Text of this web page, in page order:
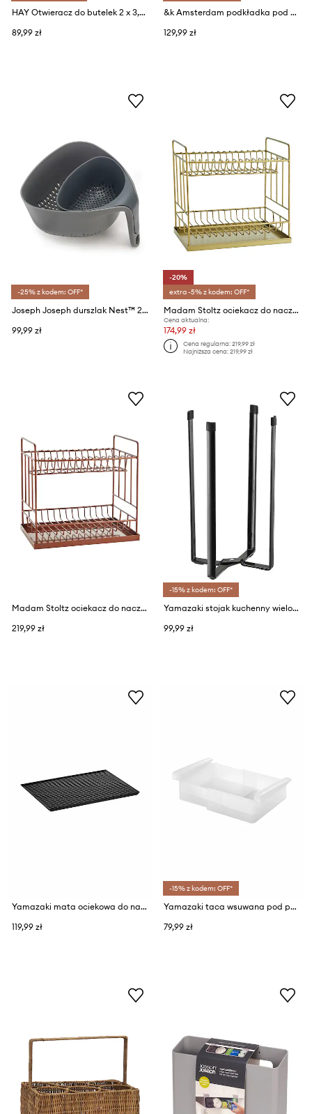
HAY Otwieracz do butelek 2 x 3,5 x 6 cm
89,99 zł
&k Amsterdam podkładka pod gorące naczynia z kamionki 19 x 19 cm
129,99 zł
-25% z kodem: OFF*
Joseph Joseph durszlak Nest™ 2-pack
99,99 zł
-20%
extra -5% z kodem: OFF*
Madam Stoltz ociekacz do naczyń 35 x 25 x 335 cm
Cena aktualna:
174,99 zł
Cena regularna:219,99 zł
Najniższa cena:219,99 zł
Madam Stoltz ociekacz do naczyń 35 x 25 x 335 cm
219,99 zł
-15% z kodem: OFF*
Yamazaki stojak kuchenny wielofunkcyjny Tower
99,99 zł
Yamazaki mata ociekowa do naczyń z tworzywa sztucznego 42,5 x 30,7 x 1,5 cm
119,99 zł
-15% z kodem: OFF*
Yamazaki taca wsuwana pod półkę lodówki z tworzywa sztucznego 18,3-26,7 x 17,6 x 7,6 cm
79,99 zł